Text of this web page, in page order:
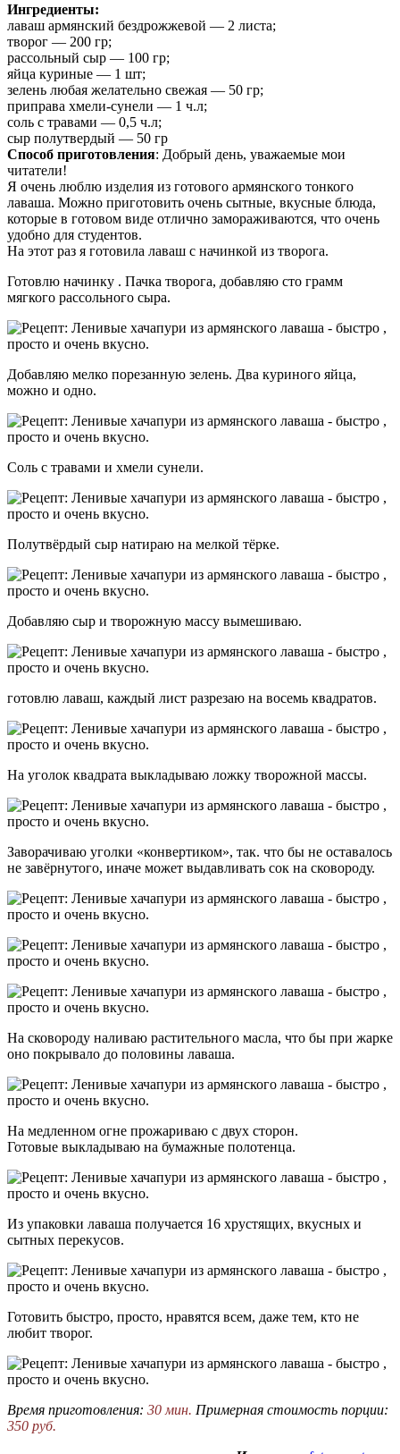
Ингредиенты:
лаваш армянский бездрожжевой — 2 листа;
творог — 200 гр;
рассольный сыр — 100 гр;
яйца куриные — 1 шт;
зелень любая желательно свежая — 50 гр;
приправа хмели-сунели — 1 ч.л;
соль с травами — 0,5 ч.л;
сыр полутвердый — 50 гр
Способ приготовления: Добрый день, уважаемые мои
читатели!
Я очень люблю изделия из готового армянского тонкого
лаваша. Можно приготовить очень сытные, вкусные блюда,
которые в готовом виде отлично замораживаются, что очень
удобно для студентов.
На этот раз я готовила лаваш с начинкой из творога.
Готовлю начинку . Пачка творога, добавляю сто грамм
мягкого рассольного сыра.
Добавляю мелко порезанную зелень. Два куриного яйца,
можно и одно.
Соль с травами и хмели сунели.
Полутвёрдый сыр натираю на мелкой тёрке.
Добавляю сыр и творожную массу вымешиваю.
готовлю лаваш, каждый лист разрезаю на восемь квадратов.
На уголок квадрата выкладываю ложку творожной массы.
Заворачиваю уголки «конвертиком», так. что бы не оставалось
не завёрнутого, иначе может выдавливать сок на сковороду.
На сковороду наливаю растительного масла, что бы при жарке
оно покрывало до половины лаваша.
На медленном огне прожариваю с двух сторон.
Готовые выкладываю на бумажные полотенца.
Из упаковки лаваша получается 16 хрустящих, вкусных и
сытных перекусов.
Готовить быстро, просто, нравятся всем, даже тем, кто не
любит творог.
Время приготовления: 30 мин. Примерная стоимость порции:
350 руб.